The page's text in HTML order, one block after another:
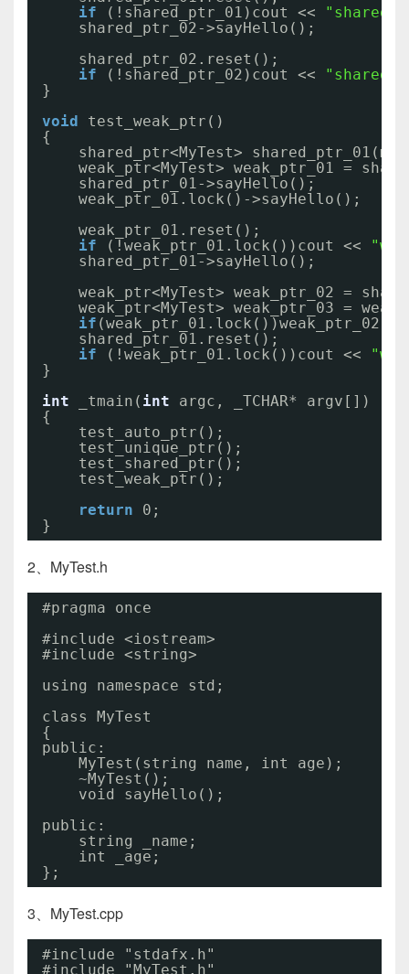
if
(!shared_ptr_01)cout <<
shared_ptr_02->sayHello();
shared_ptr_02.reset();
if
(!shared_ptr_02)cout <<
}
void
test_weak_ptr()
{
shared_ptr<MyTest>
weak_ptr<MyTest> weak_ptr_01 =
shared_ptr_01->sayHello();
weak_ptr_01.lock()->sayHello();
weak_ptr_01.reset();
if
(!weak_ptr_01.lock())cout <<
shared_ptr_01->sayHello();
weak_ptr<MyTest> weak_ptr_02 =
weak_ptr<MyTest> weak_ptr_03 =
if
shared_ptr_01.reset();
if
(!weak_ptr_01.lock())cout <<
}
int
_tmain( int
argc, _TCHAR* argv[])
{
test_auto_ptr();
test_unique_ptr();
test_shared_ptr();
test_weak_ptr();
return
0;
}
2、MyTest.h
#pragma once
#include <iostream>
#include <string>
using namespace std;
class MyTest
{
public:
MyTest(string name, int age);
~MyTest();
void sayHello();
public:
string _name;
int _age;
};
3、MyTest.cpp
#include "stdafx.h"
#include "MyTest.h"